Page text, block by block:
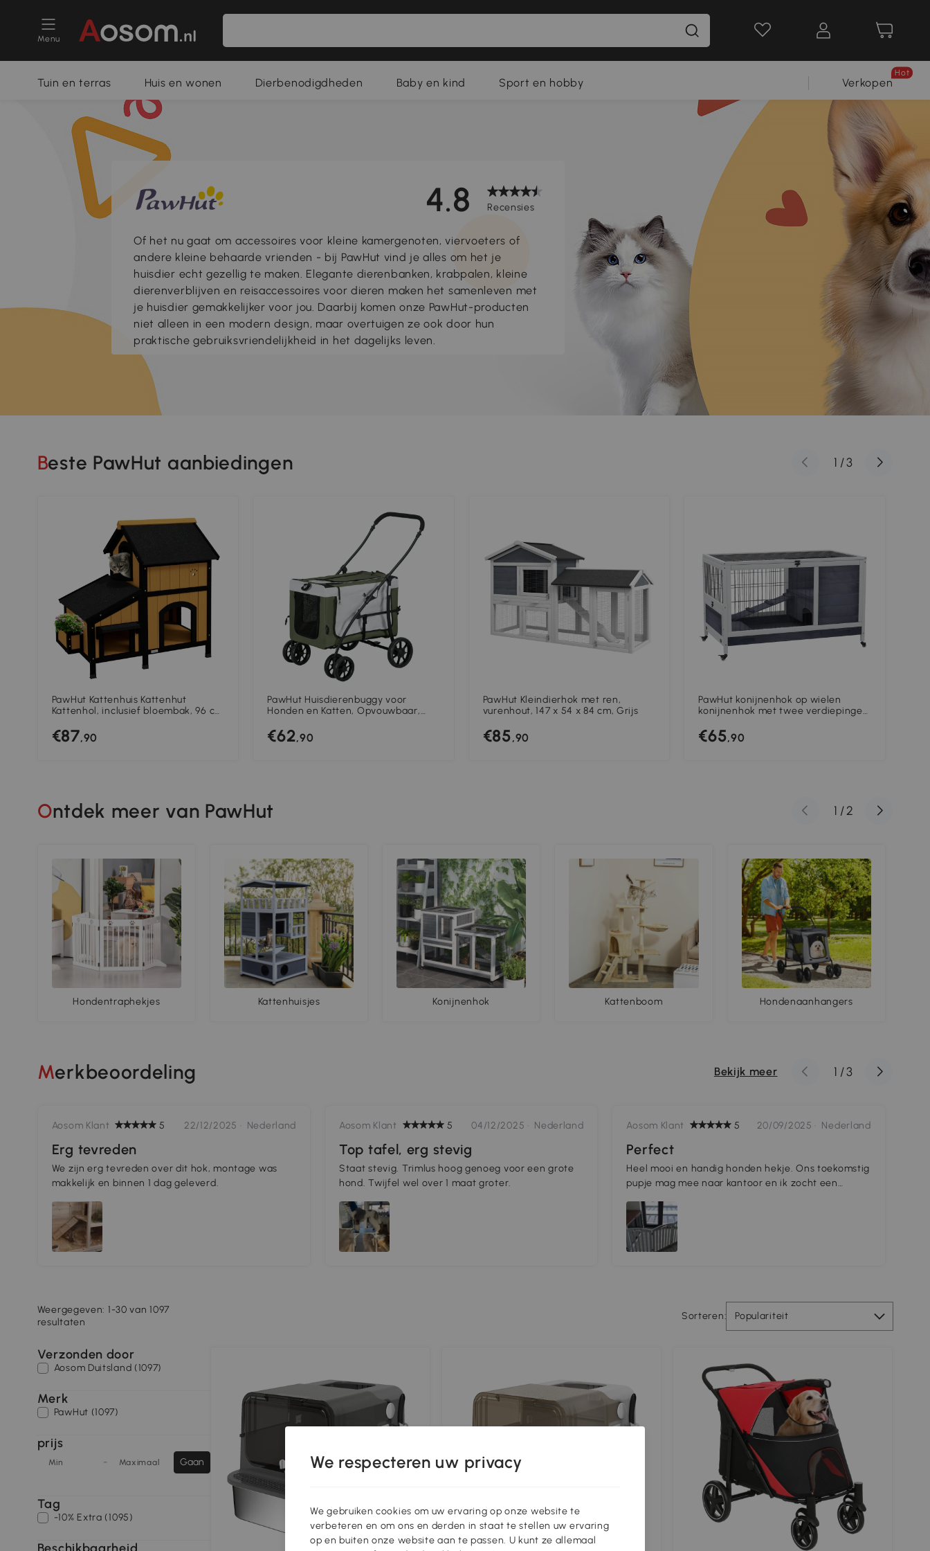
Menu
Tuin en terras Huis en wonen Dierbenodigdheden Baby en kind Sport en hobby Verkopen
Hot
4.8 Recensies
Of het nu gaat om accessoires voor kleine kamergenoten, viervoeters of
andere kleine behaarde vrienden - bij PawHut vind je alles om het je
huisdier echt gezellig te maken. Elegante dierenbanken, krabpalen, kleine
dierenverblijven en reisaccessoires voor dieren maken het samenleven met
je huisdier gemakkelijker voor jou. Daarbij komen onze PawHut-producten
niet alleen in een modern design, maar overtuigen ze ook door hun
praktische gebruiksvriendelijkheid in het dagelijks leven.
Beste PawHut aanbiedingen 1 /3
PawHut Kattenhuis Kattenhut
Kattenhol, inclusief bloembak, 96 cm
Zwart
€87,90
PawHut Huisdierenbuggy voor
Honden en Katten, Opvouwbaar,
Zwart+Donkergroen+Wit
€62,90
PawHut Kleindierhok met ren,
vurenhout, 147 x 54 x 84 cm, Grijs
€85,90
PawHut konijnenhok op wielen
konijnenhok met twee verdiepingen
€65,90
Ontdek meer van PawHut 1 /2
Hondentraphekjes Kattenhuisjes Konijnenhok Kattenboom Hondenaanhangers
Merkbeoordeling Bekijk meer 1 /3
Aosom Klant 5 22/12/2025 · Nederland
Erg tevreden
We zijn erg tevreden over dit hok, montage was
makkelijk en binnen 1 dag geleverd.
Aosom Klant 5 04/12/2025 · Nederland
Top tafel, erg stevig
Staat stevig. Trimlus hoog genoeg voor een grote
hond. Twijfel wel over 1 maat groter.
Aosom Klant 5 20/09/2025 · Nederland
Perfect
Heel mooi en handig honden hekje. Ons toekomstig
pupje mag mee naar kantoor en ik zocht een
verschillende standen geplaatst worden. De
levering was ook heel snel. Ben heel blij!
Weergegeven: 1-30 van 1097
resultaten
Sorteren: Populariteit
Verzonden door
Aosom Duitsland (1097)
Merk
PawHut (1097)
prijs
Min - Maximaal Gaan
Tag
-10% Extra (1095)
We respecteren uw privacy
We gebruiken cookies om uw ervaring op onze website te
verbeteren en om ons en derden in staat te stellen uw ervaring
op en buiten onze website aan te passen. U kunt ze allemaal